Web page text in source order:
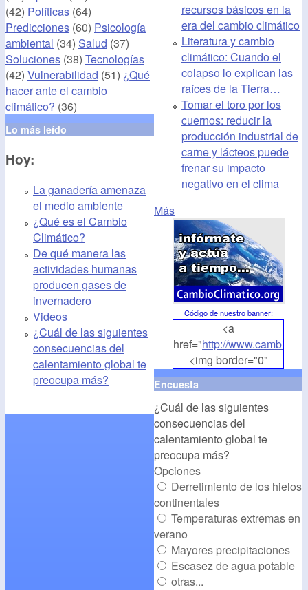
(42) Políticas (64)
Predicciones (60) Psicología
ambiental (34) Salud (37)
Soluciones (38) Tecnologías
(42) Vulnerabilidad (51) ¿Qué
hacer ante el cambio
climático? (36)
Lo más leído
Hoy:
La ganadería amenaza
el medio ambiente
¿Qué es el Cambio
Climático?
De qué manera las
actividades humanas
producen gases de
invernadero
Videos
¿Cuál de las siguientes
consecuencias del
calentamiento global te
preocupa más?
recursos básicos en la
era del cambio climático
Literatura y cambio
climático: Cuando el
colapso lo explican las
raíces de la Tierra…
Tomar el toro por los
cuernos: reducir la
producción industrial de
carne y lácteos puede
frenar su impacto
negativo en el clima
Más
Código de nuestro banner:
<a
href="http://
<img border="0"
align="middle"
src="http://
alt="CambioClimatico.org"
/></a>
Encuesta
¿Cuál de las siguientes
consecuencias del
calentamiento global te
preocupa más?
Opciones
Derretimiento de los hielos
continentales
Temperaturas extremas en
verano
Mayores precipitaciones
Escasez de agua potable
otras...